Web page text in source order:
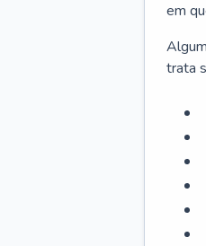
em
trata